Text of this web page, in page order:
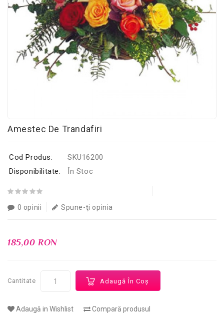
Amestec De Trandafiri
Cod Produs:
SKU16200
Disponibilitate:
În Stoc
0 opinii Spune-ţi opinia
185,00 RON
Cantitate Adaugă În Coş
Adaugă in Wishlist Compară produsul